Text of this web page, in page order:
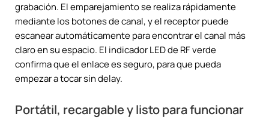
grabación. El emparejamiento se realiza rápidamente
mediante los botones de canal, y el receptor puede
escanear automáticamente para encontrar el canal más
claro en su espacio. El indicador LED de RF verde
confirma que el enlace es seguro, para que pueda
empezar a tocar sin delay.
Portátil, recargable y listo para funcionar